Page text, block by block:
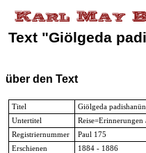
Text "Giölgeda
über den Text
Titel
Giölgeda padishanün
Untertitel
Registriernummer
Paul 175
Erschienen
1884 - 1886